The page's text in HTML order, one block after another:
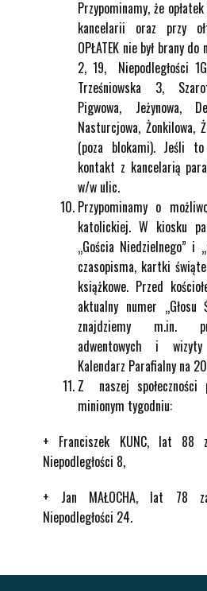
Przypominamy, że
kancelarii oraz przy
OPŁATEK nie był brany
2, 19, Niepodległości
Trześniowska 3,
Pigwowa, Jeżynowa,
Nasturcjowa, Żonkilowa,
(poza blokami). Jeśli
kontakt z kancelarią
w/w ulic.
Przypominamy o
katolickiej. W kiosku
„Gościa Niedzielnego” i
czasopisma, kartki
książkowe. Przed
aktualny numer „Głosu
znajdziemy m.in.
adwentowych i
Kalendarz Parafialny na
Z naszej społeczności
minionym tygodniu:
+ Franciszek KUNC, lat 88
Niepodległości 8,
+ Jan MAŁOCHA, lat 78
Niepodległości 24.